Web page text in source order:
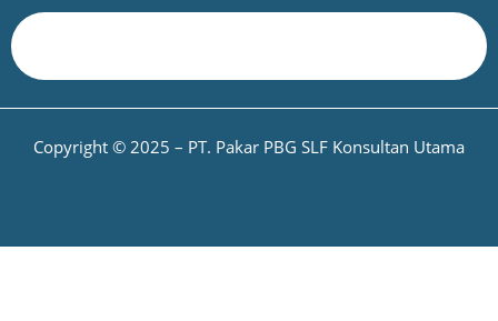
Copyright © 2025 – PT. Pakar PBG SLF Konsultan Utama